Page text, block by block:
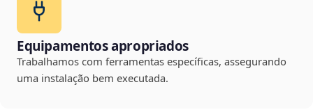
Equipamentos apropriados
Trabalhamos com ferramentas específicas, assegurando
uma instalação bem executada.